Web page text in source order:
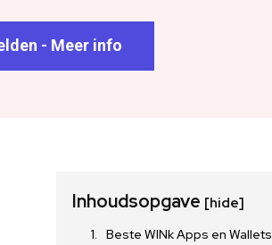
- Meer info
Inhoudsopgave [hide]
Beste WINk Apps en Wallets